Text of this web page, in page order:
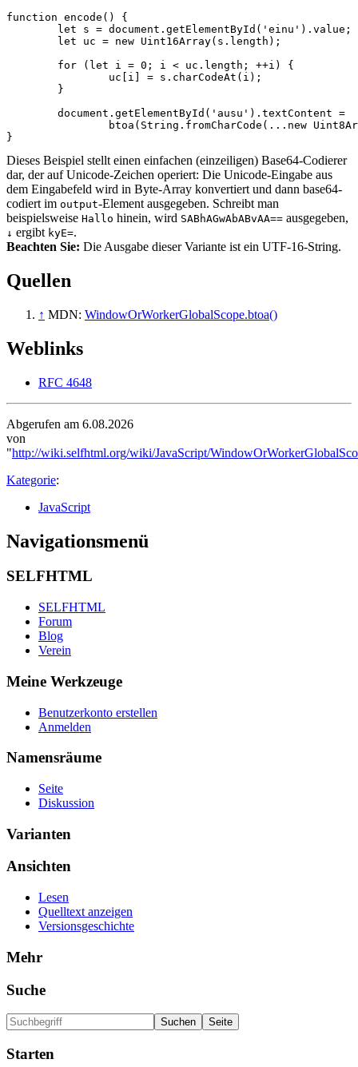
function encode ()
{
let
s = document . getElementById ( 'einu' ). value ;
let
uc = new Uint16Array( s . length );
for
( let i = 0 ; i < uc . length ; ++i )
{
uc
i = s . charCodeAt ( i );
}
document . getElementById ( 'ausu' ). textContent =
btoa ( String . fromCharCode (... new
}
Dieses Beispiel stellt einen einfachen (einzeiligen) Base64-Codierer
dar, der auf Unicode-Zeichen operiert: Die Unicode-Eingabe aus
dem Eingabefeld wird in Byte-Array konvertiert und dann base64-
codiert im output-Element ausgegeben. Schreibt man
beispielsweise Hallo hinein, wird SABhAGwAbABvAA== ausgegeben,
↓ ergibt kyE=.
Beachten Sie: Die Ausgabe dieser Variante ist ein UTF-16-String.
Quellen
↑ MDN: WindowOrWorkerGlobalScope.btoa()
Weblinks
RFC 4648
Abgerufen am 6.08.2026
von
"http://wiki.selfhtml.org/wiki/JavaScript/
Kategorie:
JavaScript
Navigationsmenü
SELFHTML
SELFHTML
Forum
Blog
Verein
Meine Werkzeuge
Benutzerkonto erstellen
Anmelden
Namensräume
Seite
Diskussion
Varianten
Ansichten
Lesen
Quelltext anzeigen
Versionsgeschichte
Mehr
Suche
Starten